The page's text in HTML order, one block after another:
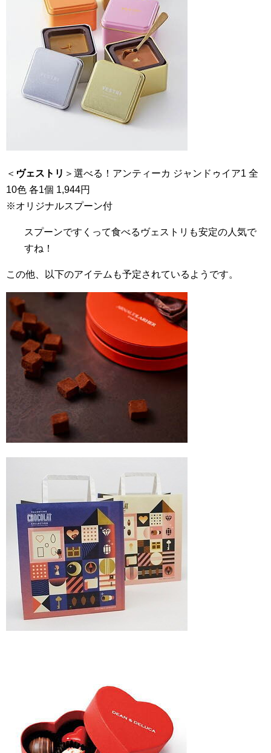
＜ ヴェストリ ＞選べる！アンティーカ ジャンドゥイア1 全
10色 各1個 1,944円
※オリジナルスプーン付
スプーンですくって食べるヴェストリも安定の人気で
すね！
この他、以下のアイテムも予定されているようです。